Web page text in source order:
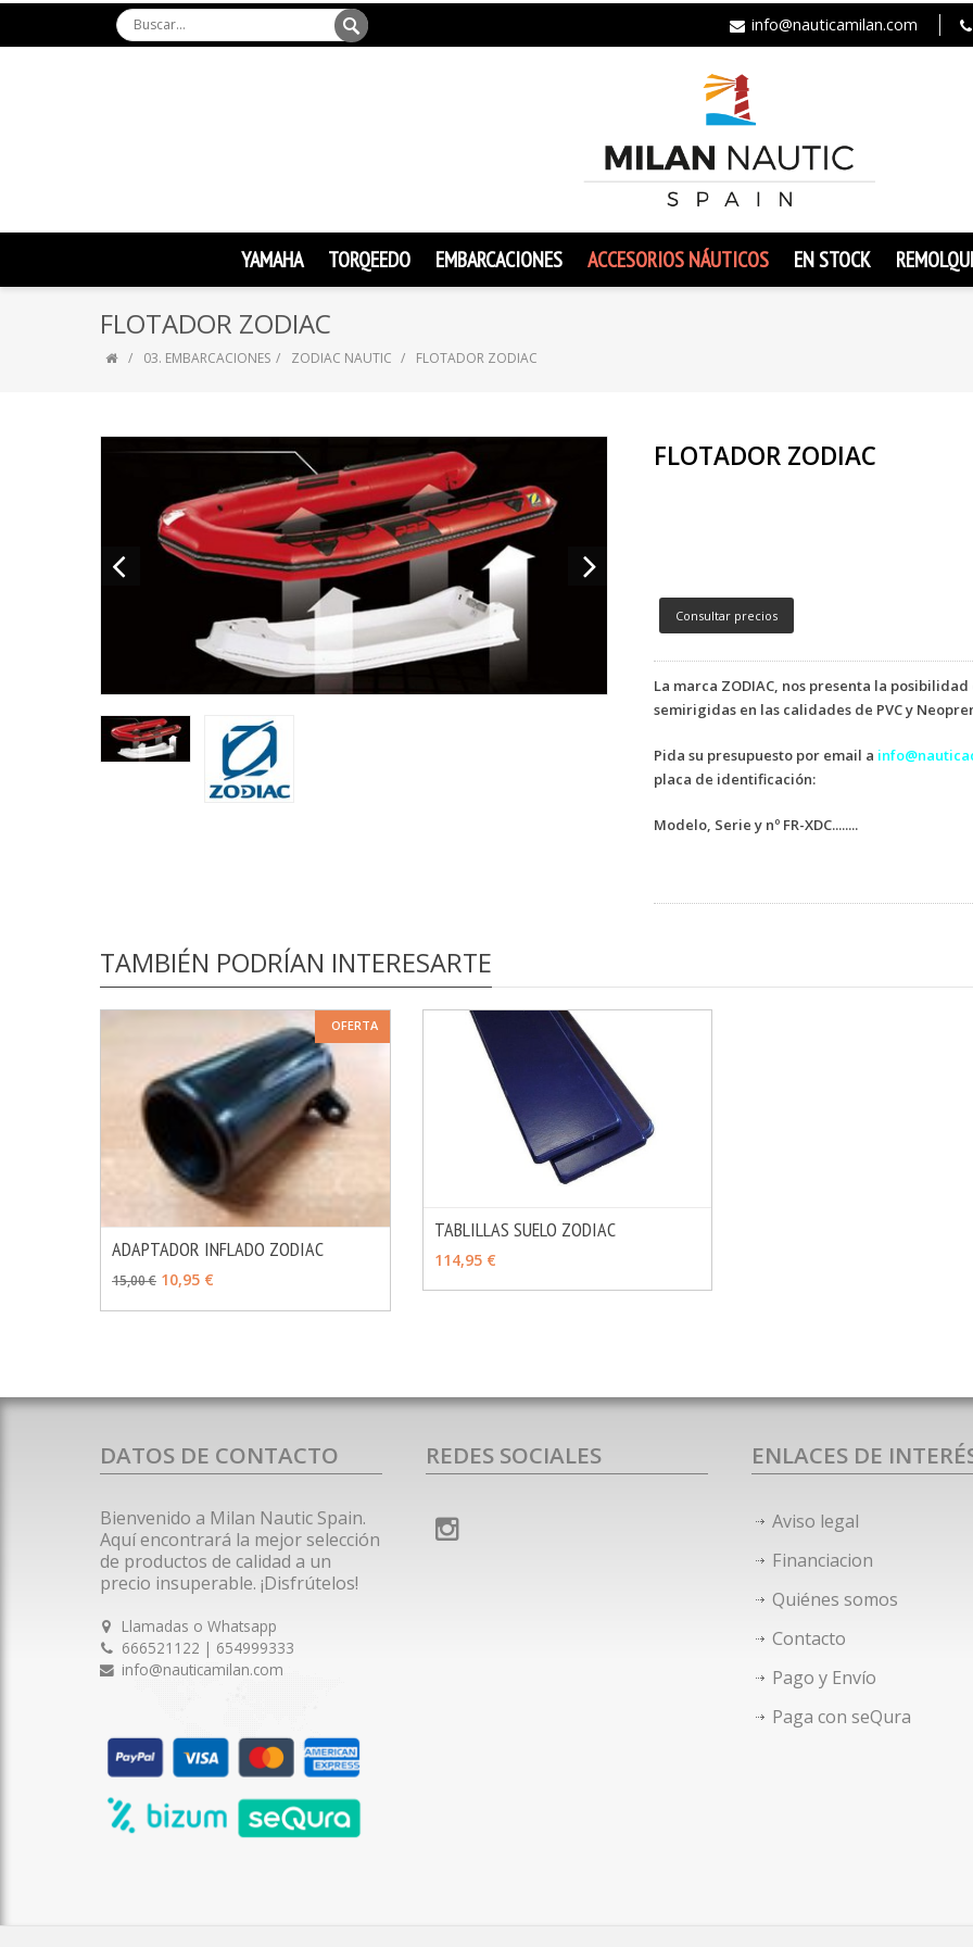
info@nauticamilan.com
YAMAHA TORQEEDO EMBARCACIONES ACCESORIOS NÁUTICOS EN STOCK
FLOTADOR ZODIAC
03. EMBARCACIONES ZODIAC NAUTIC FLOTADOR ZODIAC
FLOTADOR ZODIAC
Consultar precios
La marca ZODIAC, nos presenta la
semirigidas en las calidades de PVC y
Pida su presupuesto por email a
placa de identificación:
Modelo, Serie y nº FR-XDC........
TAMBIÉN PODRÍAN INTERESARTE
OFERTA
ADAPTADOR INFLADO ZODIAC
15,00 € 10,95 €
TABLILLAS SUELO ZODIAC
114,95 €
DATOS DE CONTACTO
Bienvenido a Milan Nautic Spain.
Aquí encontrará la mejor selección
de productos de calidad a un
precio insuperable. ¡Disfrútelos!
Llamadas o Whatsapp
666521122 | 654999333
info@nauticamilan.com
REDES SOCIALES ENLACES DE
Aviso legal
Financiacion
Quiénes somos
Contacto
Pago y Envío
Paga con seQura